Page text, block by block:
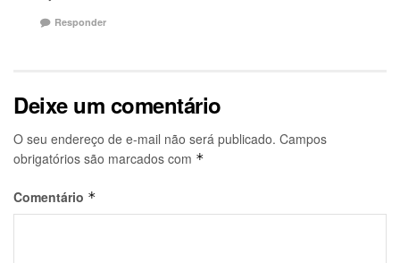
Responder
Deixe um comentário
O seu endereço de e-mail não será publicado. Campos
obrigatórios são marcados com *
Comentário *